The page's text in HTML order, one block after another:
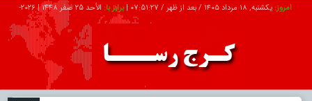
امروز: یکشنبه, ۱۸ مرداد ۱۴۰۵ / بعد از ظهر / 07:51:28
|برابر با: الأحد 25 صفر 1448 |
2026-
تبلیغات درباره ما ارتباط با ما